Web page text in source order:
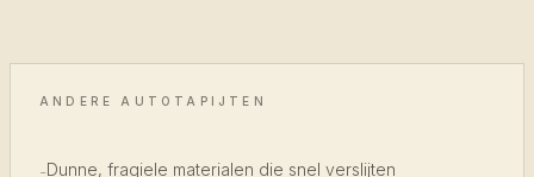
ANDERE AUTOTAPIJTEN
-Dunne, fragiele materialen die snel verslijten